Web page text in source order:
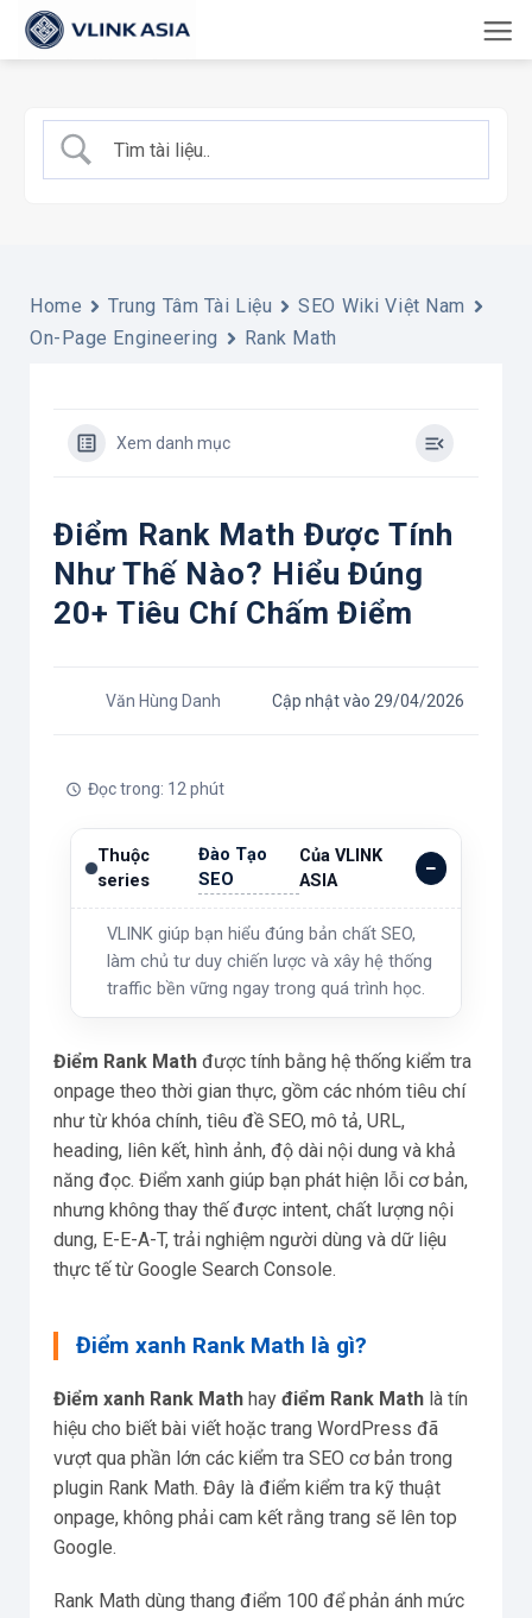
qua
dung
Home Trung Tâm Tài Liệu
SEO Wiki Việt Nam
On-Page Engineering
Rank Math
Xem danh mục
Điểm Rank Math Được Tính
Như Thế Nào? Hiểu Đúng
20+ Tiêu Chí Chấm Điểm
Văn Hùng Danh Cập nhật vào 29/04/2026
Đọc trong: 12 phút
Thuộc
series
Đào Tạo
SEO
Của VLINK
ASIA
VLINK giúp bạn hiểu đúng bản chất SEO,
làm chủ tư duy chiến lược và xây hệ thống
traffic bền vững ngay trong quá trình học.
Điểm Rank Math được tính bằng hệ thống kiểm tra
onpage theo thời gian thực, gồm các nhóm tiêu chí
như từ khóa chính, tiêu đề SEO, mô tả, URL,
heading, liên kết, hình ảnh, độ dài nội dung và khả
năng đọc. Điểm xanh giúp bạn phát hiện lỗi cơ bản,
nhưng không thay thế được intent, chất lượng nội
dung, E-E-A-T, trải nghiệm người dùng và dữ liệu
thực tế từ Google Search Console.
Điểm xanh Rank Math là gì?
Điểm xanh Rank Math hay điểm Rank Math là tín
hiệu cho biết bài viết hoặc trang WordPress đã
vượt qua phần lớn các kiểm tra SEO cơ bản trong
plugin Rank Math. Đây là điểm kiểm tra kỹ thuật
onpage, không phải cam kết rằng trang sẽ lên top
Google.
Rank Math dùng thang điểm 100 để phản ánh mức